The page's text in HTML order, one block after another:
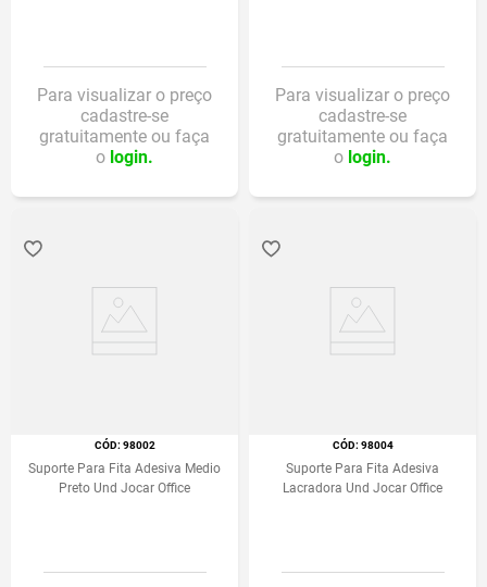
Para visualizar o preço
cadastre-se
gratuitamente ou faça
o login.
Para visualizar o preço
cadastre-se
gratuitamente ou faça
o login.
:98002
Suporte Para Fita Adesiva Medio
Preto Und Jocar Office
:98004
Suporte Para Fita Adesiva
Lacradora Und Jocar Office